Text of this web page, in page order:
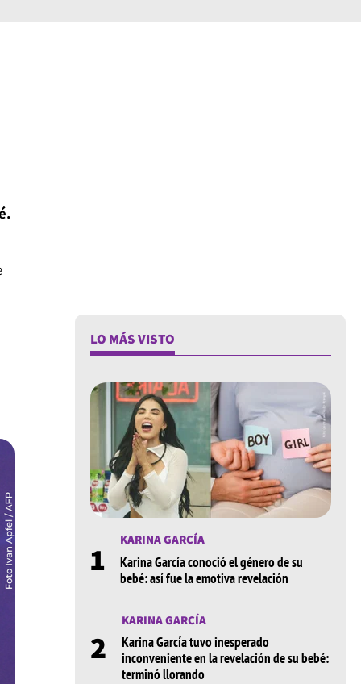
LO MÁS VISTO
1
KARINA GARCÍA
Karina García conoció el género de su
bebé: así fue la emotiva revelación
2
KARINA GARCÍA
Karina García tuvo inesperado
inconveniente en la revelación de su bebé:
terminó llorando